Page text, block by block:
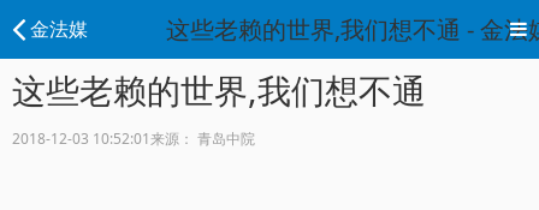
这些老赖的世界,我们想不通 - 金法
金法媒
这些老赖的世界,我们想不通
2018-12-03 10:52:01来源： 青岛中院